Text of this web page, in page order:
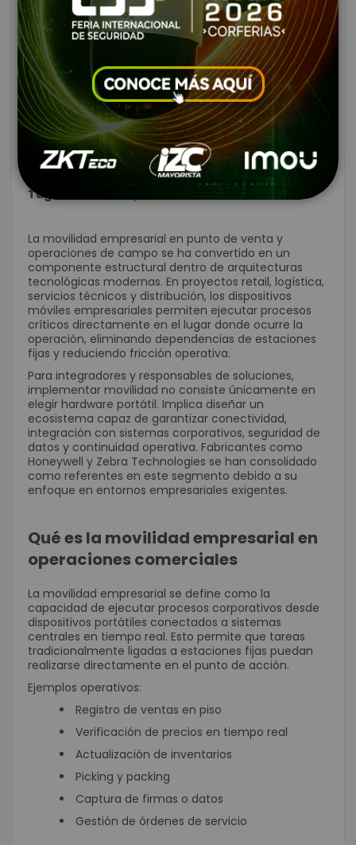
Marzo 05, 2026 | Comentarios: 9 |
Tags:
La movilidad empresarial en punto de venta y
operaciones de campo se ha convertido en un
componente estructural dentro de arquitecturas
tecnológicas modernas. En proyectos retail, logística,
servicios técnicos y distribución, los dispositivos
móviles empresariales permiten ejecutar procesos
críticos directamente en el lugar donde ocurre la
operación, eliminando dependencias de estaciones
fijas y reduciendo fricción operativa.
Para integradores y responsables de soluciones,
implementar movilidad no consiste únicamente en
elegir hardware portátil. Implica diseñar un
ecosistema capaz de garantizar conectividad,
integración con sistemas corporativos, seguridad de
datos y continuidad operativa. Fabricantes como
Honeywell y Zebra Technologies se han consolidado
como referentes en este segmento debido a su
enfoque en entornos empresariales exigentes.
Qué es la movilidad empresarial en
operaciones comerciales
La movilidad empresarial se define como la
capacidad de ejecutar procesos corporativos desde
dispositivos portátiles conectados a sistemas
centrales en tiempo real. Esto permite que tareas
tradicionalmente ligadas a estaciones fijas puedan
realizarse directamente en el punto de acción.
Ejemplos operativos:
Registro de ventas en piso
Verificación de precios en tiempo real
Actualización de inventarios
Picking y packing
Captura de firmas o datos
Gestión de órdenes de servicio